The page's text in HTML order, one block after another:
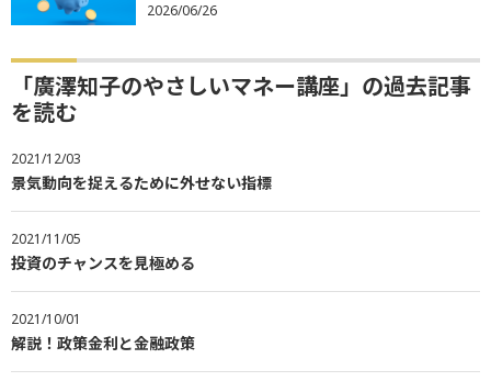
2026/06/26
「廣澤知子のやさしいマネー講座」の過去記事
を読む
2021/12/03
景気動向を捉えるために外せない指標
2021/11/05
投資のチャンスを見極める
2021/10/01
解説！政策金利と金融政策